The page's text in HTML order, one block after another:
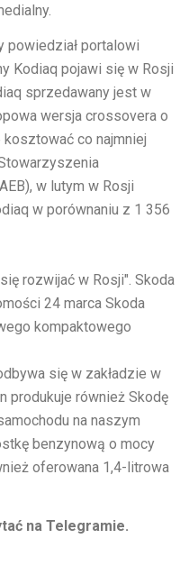
powiedział portalowi
Kodiaq pojawi się w Rosji
sprzedawany jest w
wersja crossovera o
co najmniej
w lutym w Rosji
w porównaniu z 1 356
rozwijać w Rosji". Skoda
24 marca Skoda
kompaktowego
się w zakładzie w
produkuje również Skodę
na naszym
benzynową o mocy
oferowana 1,4-litrowa
na Telegramie.